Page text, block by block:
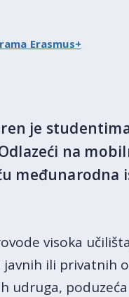
Erasmus+
je
na
međunarodna
visoka
ili privatnih
udruga, poduzeća